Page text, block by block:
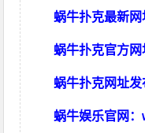
蜗牛扑克最新网
蜗牛扑克官方网
蜗牛扑克网址
蜗牛娱乐官网：